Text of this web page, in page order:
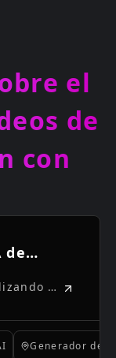
el
de
con
de
con
el
y
Generador de